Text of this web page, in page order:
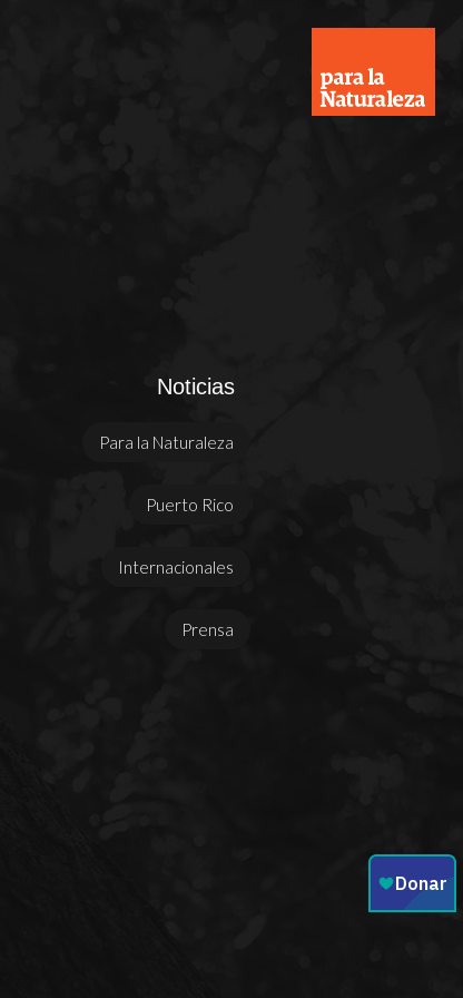
Noticias
Para la Naturaleza
Puerto Rico
Internacionales
Prensa